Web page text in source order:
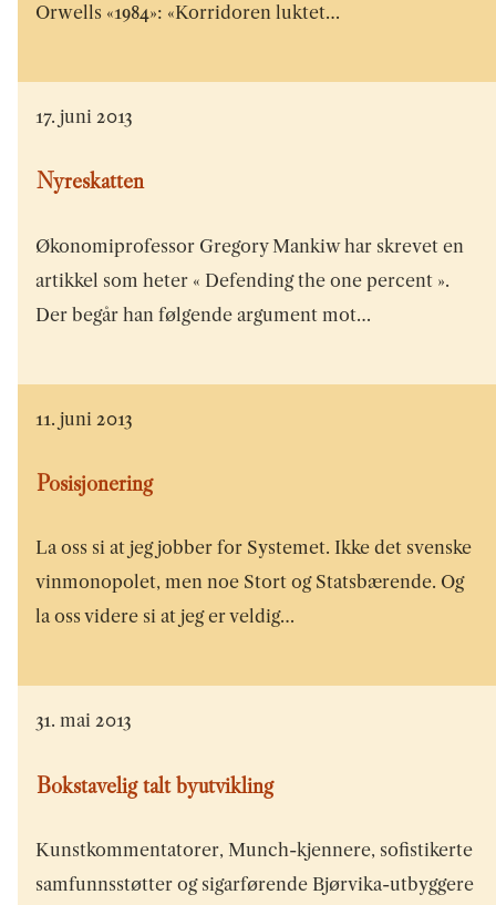
Orwells «1984»: «Korridoren luktet…
17. juni 2013
Nyreskatten
Økonomiprofessor Gregory Mankiw har skrevet en
artikkel som heter « Defending the one percent ».
Der begår han følgende argument mot…
11. juni 2013
Posisjonering
La oss si at jeg jobber for Systemet. Ikke det svenske
vinmonopolet, men noe Stort og Statsbærende. Og
la oss videre si at jeg er veldig…
31. mai 2013
Bokstavelig talt byutvikling
Kunstkommentatorer, Munch-kjennere, sofistikerte
samfunnsstøtter og sigarførende Bjørvika-utbyggere